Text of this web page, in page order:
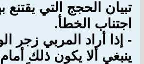
تبيان الحجج التي يقتنع
اجتناب الخطأ.
- إذا أراد المربي زجر
ينبغي ألا يكون ذلك